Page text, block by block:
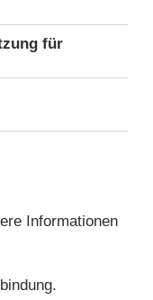
für
Informationen